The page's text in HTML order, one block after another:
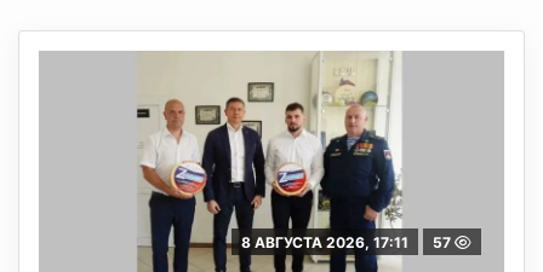
8 АВГУСТА 2026, 17:11 57